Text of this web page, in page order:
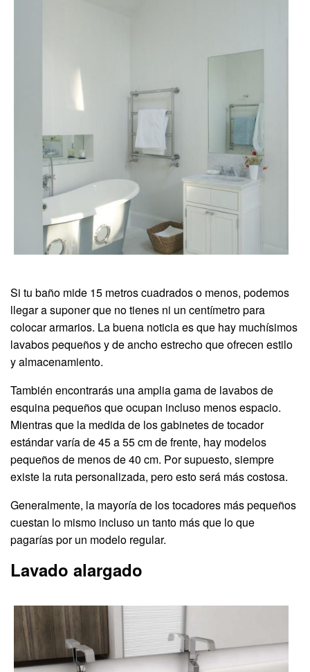
Si tu baño mide 15 metros cuadrados o menos, podemos
llegar a suponer que no tienes ni un centímetro para
colocar armarios. La buena noticia es que hay muchísimos
lavabos pequeños y de ancho estrecho que ofrecen estilo
y almacenamiento.
También encontrarás una amplia gama de lavabos de
esquina pequeños que ocupan incluso menos espacio.
Mientras que la medida de los gabinetes de tocador
estándar varía de 45 a 55 cm de frente, hay modelos
pequeños de menos de 40 cm. Por supuesto, siempre
existe la ruta personalizada, pero esto será más costosa.
Generalmente, la mayoría de los tocadores más pequeños
cuestan lo mismo incluso un tanto más que lo que
pagarías por un modelo regular.
Lavado alargado